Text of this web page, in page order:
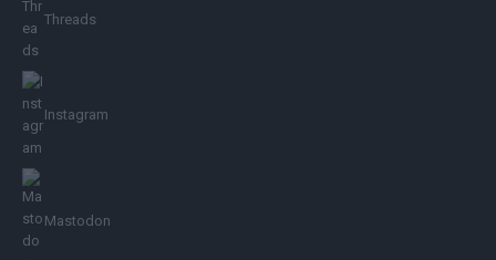
Threads
Instagram
Mastodon